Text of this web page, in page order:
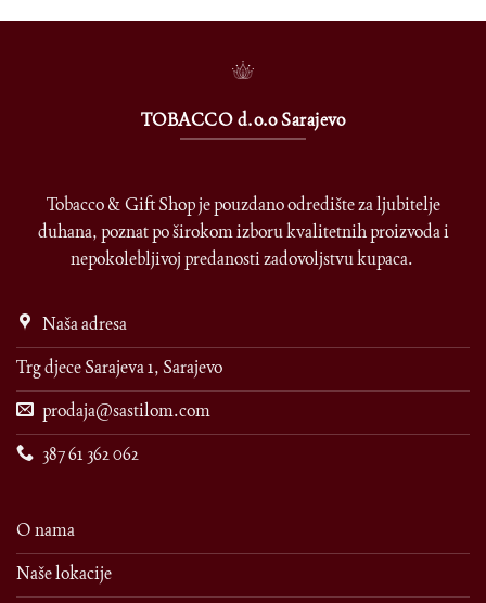
TOBACCO d.o.o Sarajevo
Tobacco & Gift Shop je pouzdano odredište za ljubitelje
duhana, poznat po širokom izboru kvalitetnih proizvoda i
nepokolebljivoj predanosti zadovoljstvu kupaca.
Naša adresa
Trg djece Sarajeva 1, Sarajevo
prodaja@sastilom.com
387 61 362 062
O nama
Naše lokacije